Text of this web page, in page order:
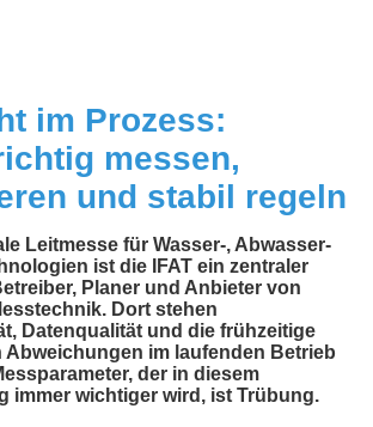
im Prozess:
messen,
und stabil regeln
Leitmesse für Wasser-, Abwasser-
ist die IFAT ein zentraler
Planer und Anbieter von
Dort stehen
Datenqualität und die frühzeitige
Abweichungen im laufenden Betrieb
der in diesem
immer wichtiger wird, ist Trübung.